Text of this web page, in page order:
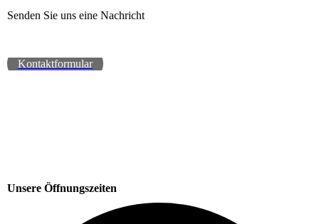
Senden Sie uns eine Nachricht
Kontaktformular
Unsere Öffnungszeiten